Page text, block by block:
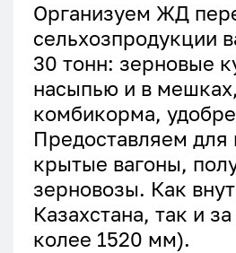
Организуем ЖД
сельхозпродукции
30 тонн: зерновые
насыпью и в
комбикорма,
Предоставляем для
крытые вагоны,
зерновозы. Как
Казахстана, так и
колее 1520 мм).